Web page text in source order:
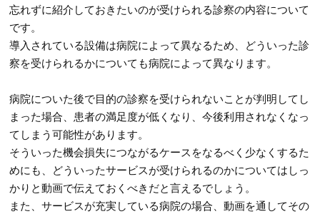
忘れずに紹介しておきたいのが受けられる診察の内容について
です。
導入されている設備は病院によって異なるため、どういった診
察を受けられるかについても病院によって異なります。
病院についた後で目的の診察を受けられないことが判明してし
まった場合、患者の満足度が低くなり、今後利用されなくなっ
てしまう可能性があります。
そういった機会損失につながるケースをなるべく少なくするた
めにも、どういったサービスが受けられるのかについてはしっ
かりと動画で伝えておくべきだと言えるでしょう。
また、サービスが充実している病院の場合、動画を通してその